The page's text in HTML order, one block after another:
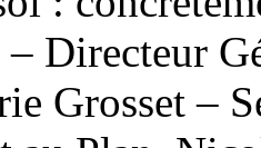
Directeur
Grosset –